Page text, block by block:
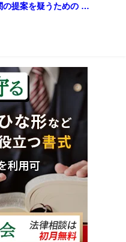
の提案を疑うための